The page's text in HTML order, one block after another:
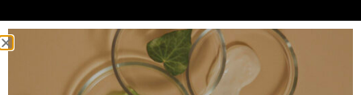
I plus Q Company Limited